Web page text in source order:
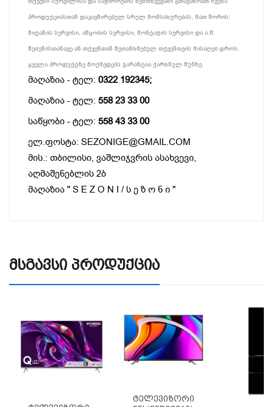
პროდუქციასთან დაკავშირებულ სრულ მომსახურებას, მათ შორის:
მიტანის სერვისი, აწყობის სერვისი, მონტაჟის სერვისი და ა.შ.
შეძენისთანავე ან თქვენთან შეთანხმებულ თქვენთვის მისაღებ დროს.
ყველა პროდუქტზე მოქმედებს გარანტია ქარხნულ წუნზე.
მაღაზია - ტელ: 0322 192345;
მაღაზია - ტელ: 558 23 33 00
საწყობი - ტელ: 558 43 33 00
ელ.ფოსტა: SEZONIGE@GMAIL.COM
მის.: თბილისი, ვაშლიჯვრის ასახვევი,
აღმაშენებლის 2ბ
მაღაზია " S E Z O N I / ს ე ზ ო ნ ი "
Მსგავსი Პროდუქცია
Ტელევიზორი